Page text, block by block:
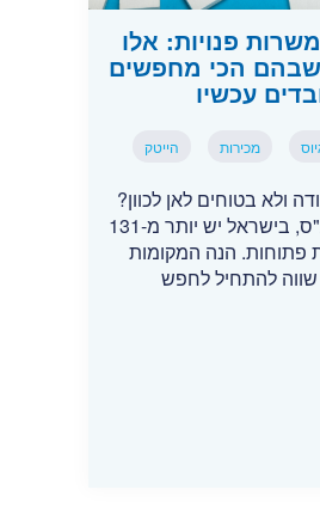
131,000 משרות פנויות: אלו
הכי מחפשים
עכשיו
מכירות הייטק
ולא בטוחים לאן לכוון?
לפי נתוני הלמ"ס, בישראל יש יותר מ-131
פתוחות. הנה המקומות
להתחיל לחפש